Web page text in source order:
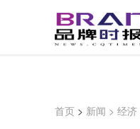
首页 > 新闻 > 经济